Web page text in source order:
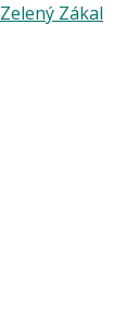
Zelený Zákal